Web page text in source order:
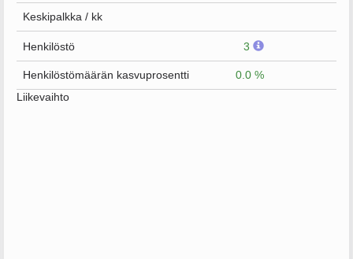
Keskipalkka / kk
Henkilöstö 3
Henkilöstömäärän kasvuprosentti
0.0 %
Liikevaihto